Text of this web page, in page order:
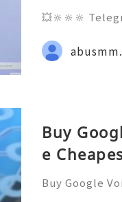
💥🔆🔆🔆
ebook Page :
Buy
e
Buy Google